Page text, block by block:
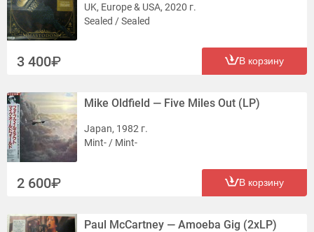
UK, Europe & USA, 2020 г.
Sealed / Sealed
3 400 В корзину
Mike Oldfield — Five Miles Out (LP)
Japan, 1982 г.
Mint- / Mint-
2 600 В корзину
Paul McCartney — Amoeba Gig (2xLP)